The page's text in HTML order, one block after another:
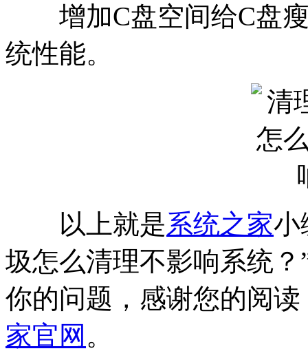
增加C盘空间给C盘瘦
统性能。
以上就是系统之家小
圾怎么清理不影响系统
你的问题，感谢您的阅
家官网 。